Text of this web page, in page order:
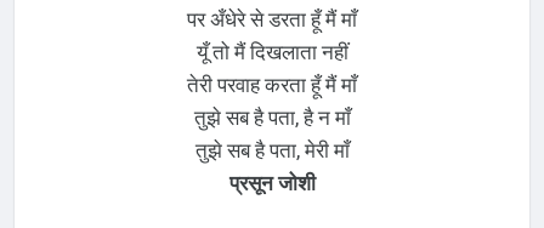
पर अँधेरे से डरता हूँ मैं माँ
यूँ तो मैं दिखलाता नहीं
तेरी परवाह करता हूँ मैं माँ
तुझे सब है पता, है न माँ
तुझे सब है पता, मेरी माँ
प्रसून जोशी